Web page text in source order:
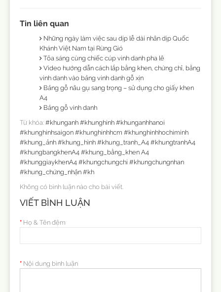
Tin liên quan
Những ngày làm việc sau dịp lễ dài nhân dịp Quốc
Khánh Việt Nam tại Rừng Gió
Tỏa sáng cùng chiếc cúp vinh danh pha lê
Video hướng dẫn cách lắp bằng khen, chứng chỉ, bằng
vinh danh vào bảng vinh danh gỗ xịn
Bảng gỗ nâu gụ sang trọng – sử dụng cho giấy khen
A4
Bảng gỗ vinh danh
Từ khóa:#khunganh #khunghinh #khunganhhanoi
#khunghinhsaigon #khunghinhhcm #khunghinhhochiminh
#khung_ảnh #khung_hình #khung_tranh_A4 #khungtranhA4
#khungbangkhenA4 #khung_bằng_khen A4
#khunggiaykhenA4 #khungchungchi #khungchungnhan
#khung_chứng_nhận #kh
Không có bình luận nào cho bài viết.
VIẾT BÌNH LUẬN
Họ & Tên đệm
Nội dung bình luận